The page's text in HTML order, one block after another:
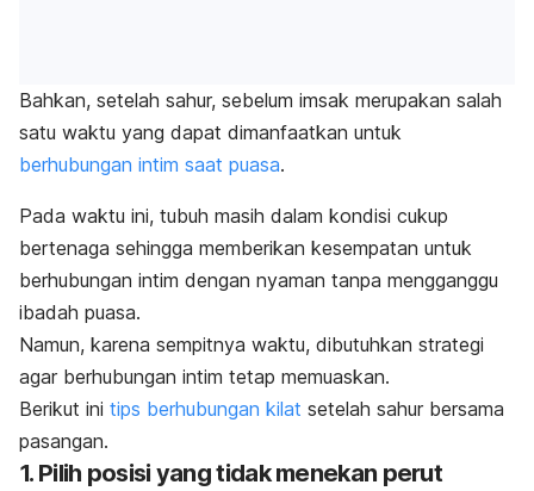
Bahkan, setelah sahur, sebelum imsak merupakan salah
satu waktu yang dapat dimanfaatkan untuk
berhubungan intim saat puasa.
Pada waktu ini, tubuh masih dalam kondisi cukup
bertenaga sehingga memberikan kesempatan untuk
berhubungan intim dengan nyaman tanpa mengganggu
ibadah puasa.
Namun, karena sempitnya waktu, dibutuhkan strategi
agar berhubungan intim tetap memuaskan.
Berikut ini tips berhubungan kilat setelah sahur bersama
pasangan.
1. Pilih posisi yang tidak menekan perut